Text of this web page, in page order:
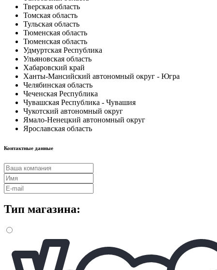
Тверская область
Томская область
Тульская область
Тюменская область
Тюменская область
Удмуртская Республика
Ульяновская область
Хабаровский край
Ханты-Мансийский автономный округ - Югра
Челябинская область
Чеченская Республика
Чувашская Республика - Чувашия
Чукотский автономный округ
Ямало-Ненецкий автономный округ
Ярославская область
Контактные данные
Тип магазина: